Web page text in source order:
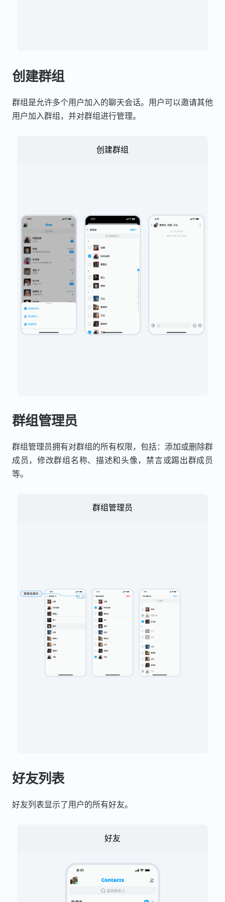
创建群组
群组是允许多个用户加入的聊天会话。用户可以邀请其他
用户加入群组，并对群组进行管理。
创建群组
群组管理员
群组管理员拥有对群组的所有权限，包括：添加或删除群
成员，修改群组名称、描述和头像，禁言或踢出群成员
等。
群组管理员
好友列表
好友列表显示了用户的所有好友。
好友